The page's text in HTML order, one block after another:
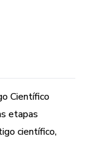
Científico
etapas
científico,